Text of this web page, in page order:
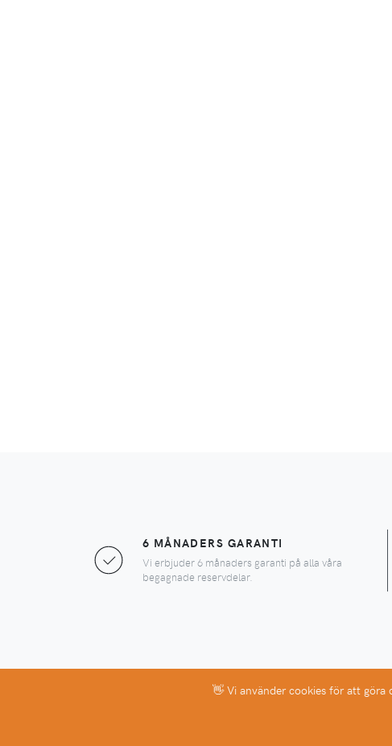
6 MÅNADERS GARANTI
Vi erbjuder 6 månaders garanti på alla våra
begagnade reservdelar.
Copyright © 2026 EcoMaint AB. All rights reserved.
Vi (EcoMaint Parts AB) representerar inte något av
👋 Vi använder cookies för att göra